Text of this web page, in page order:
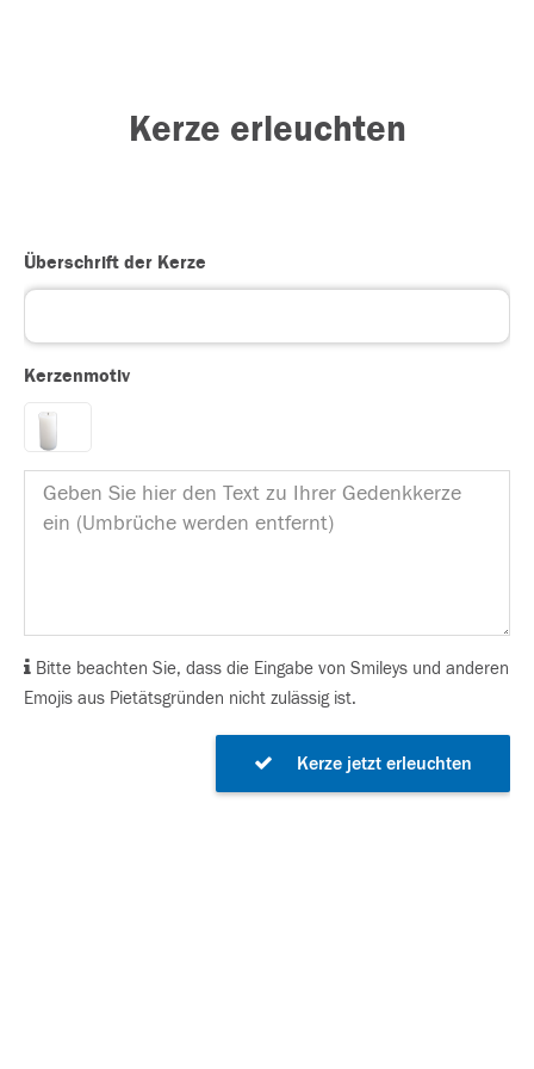
Kerze erleuchten
Überschrift der Kerze
Kerzenmotiv
Bitte beachten Sie, dass die Eingabe von Smileys und anderen
Emojis aus Pietätsgründen nicht zulässig ist.
Kerze jetzt erleuchten